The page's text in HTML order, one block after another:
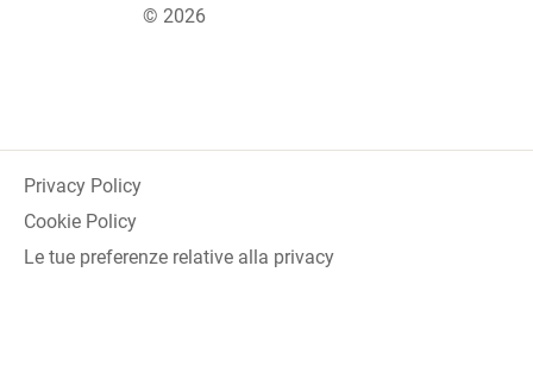
© 2026
Privacy Policy
Cookie Policy
Le tue preferenze relative alla privacy